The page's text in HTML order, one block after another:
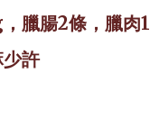
，臘腸2條，臘肉1
少許